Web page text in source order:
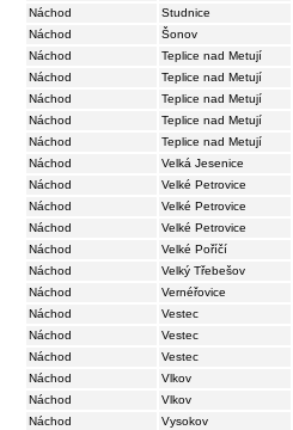
Náchod
Studnice
Náchod
Šonov
Náchod
Teplice nad Metují
Náchod
Teplice nad Metují
Náchod
Teplice nad Metují
Náchod
Teplice nad Metují
Náchod
Teplice nad Metují
Náchod
Velká Jesenice
Náchod
Velké Petrovice
Náchod
Velké Petrovice
Náchod
Velké Petrovice
Náchod
Velké Poříčí
Náchod
Velký Třebešov
Náchod
Vernéřovice
Náchod
Vestec
Náchod
Vestec
Náchod
Vestec
Náchod
Vlkov
Náchod
Vlkov
Náchod
Vysokov